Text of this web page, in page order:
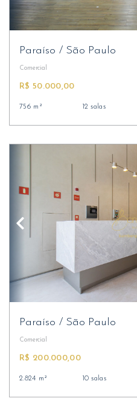
Paraíso / São Paulo
Comercial
R$ 50.000,00
756 m² 12 salas
Paraíso / São Paulo
Comercial
R$ 200.000,00
2.824 m² 10 salas